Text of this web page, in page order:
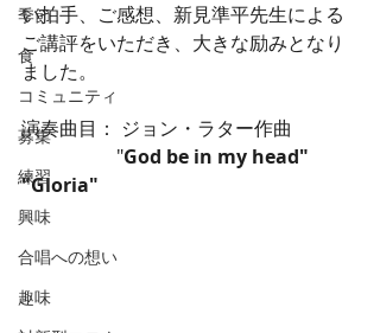
季節
食
コミュニティ
募集
練習
興味
合唱への想い
趣味
い拍手、ご感想、新見準平先生による
ご講評をいただき、大きな励みとなり
ました。
演奏曲目： ジョン・ラター作曲
"God be in my head"
"Gloria"